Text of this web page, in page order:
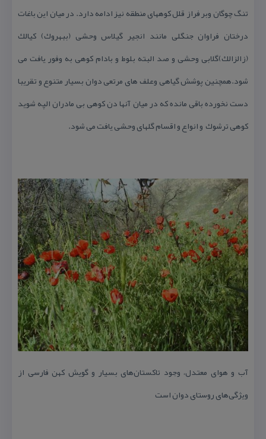
تنگ چوگان وبر فراز قلل كوههای منطقه نیز ادامه دارد. در میان این باغات
درختان فراوان جنگلی مانند انجیر گیلاس وحشی (ببهروك) كیالك
(زالزالك)گلابی وحشی و صد البته بلوط و بادام كوهی به وفور یافت می
شود.همچنین پوشش گیاهی وعلف های مرتعی دوان بسیار متنوع و تقریبا
دست نخورده باقی مانده كه در میان آنها دن كوهی بی مادران الپه شوید
كوهی ترشوك و انواع و اقسام گلهای وحشی یافت می شود.
آب و هوای معتدل، وجود تاكستان‌های بسیار و گویش كهن فارسی از
ویژگی‌های روستای دوان است